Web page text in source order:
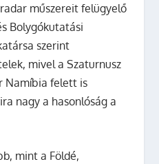
műszereit felügyelő
Bolygókutatási
szerint
mivel a Szaturnusz
Namíbia felett is
nagy a hasonlóság a
mint a Földé,